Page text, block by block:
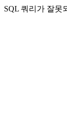
SQL 쿼리가 잘못